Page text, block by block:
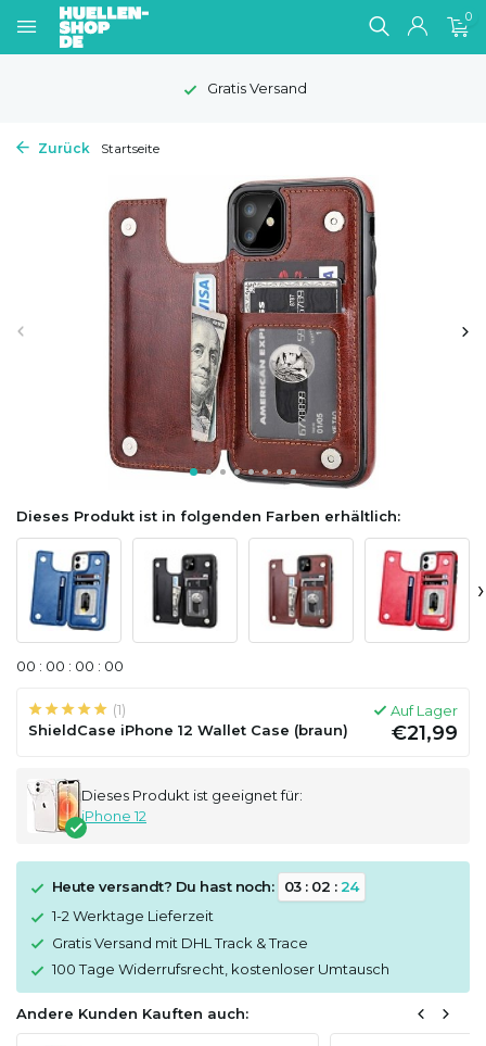
0
1-2 Werktage Lieferzeit
Zurück Startseite
Dieses Produkt ist in folgenden Farben erhältlich:
›
00 : 00 : 00 : 00
(1)
ShieldCase iPhone 12 Wallet Case (braun)
Auf Lager
€21,99
Dieses Produkt ist geeignet für:
iPhone 12
Heute versandt? Du hast noch: 03: 02 : 24
1-2 Werktage Lieferzeit
Gratis Versand mit DHL Track & Trace
100 Tage Widerrufsrecht, kostenloser Umtausch
Andere Kunden Kauften auch: